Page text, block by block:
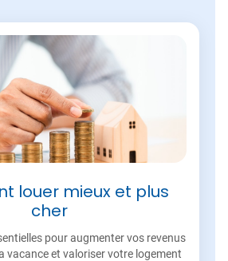
louer mieux et plus
cher
pour augmenter vos revenus
vacance et valoriser votre logement